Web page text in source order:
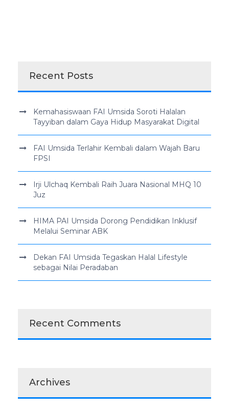
Recent Posts
Kemahasiswaan FAI Umsida Soroti Halalan
Tayyiban dalam Gaya Hidup Masyarakat Digital
FAI Umsida Terlahir Kembali dalam Wajah Baru
FPSI
Irji Ulchaq Kembali Raih Juara Nasional MHQ 10
Juz
HIMA PAI Umsida Dorong Pendidikan Inklusif
Melalui Seminar ABK
Dekan FAI Umsida Tegaskan Halal Lifestyle
sebagai Nilai Peradaban
Recent Comments
Archives